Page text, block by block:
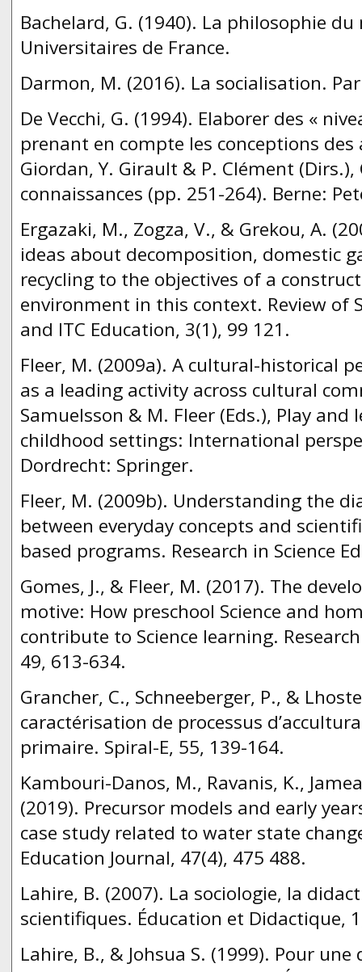
Bachelard, G. (1940). La philosophie du
Universitaires de France.
Darmon, M. (2016). La socialisation.
De Vecchi, G. (1994). Elaborer des «
prenant en compte les conceptions
Giordan, Y. Girault & P. Clément
connaissances (pp. 251-264). Berne:
Ergazaki, M., Zogza, V., & Grekou, A.
ideas about decomposition, domestic
recycling to the objectives of a
environment in this context. Review of
and ITC Education, 3(1), 99 121.
Fleer, M. (2009a). A cultural-historical
as a leading activity across cultural
Samuelsson & M. Fleer (Eds.), Play and
childhood settings: International
Dordrecht: Springer.
Fleer, M. (2009b). Understanding the
between everyday concepts and
based programs. Research in Science
Gomes, J., & Fleer, M. (2017). The
motive: How preschool Science and
contribute to Science learning.
49, 613-634.
Grancher, C., Schneeberger, P., &
caractérisation de processus
primaire. Spiral-E, 55, 139-164.
Kambouri-Danos, M., Ravanis, K.,
(2019). Precursor models and early
case study related to water state
Education Journal, 47(4), 475 488.
Lahire, B. (2007). La sociologie, la
scientifiques. Éducation et Didactique,
Lahire, B., & Johsua S. (1999). Pour